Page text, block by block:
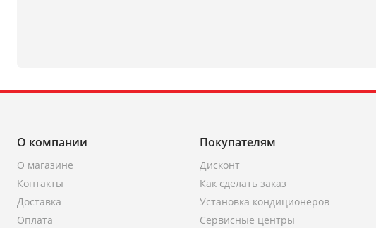
О компании
О магазине
Контакты
Доставка
Оплата
Покупателям
Дисконт
Как сделать заказ
Установка кондиционеров
Сервисные центры